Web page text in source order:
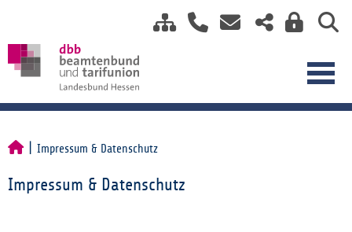
Impressum & Datenschutz
Impressum & Datenschutz